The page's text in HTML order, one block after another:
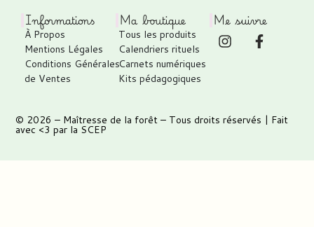
Informations
À Propos
Mentions Légales
Conditions Générales
de Ventes
Ma boutique
Tous les produits
Calendriers rituels
Carnets numériques
Kits pédagogiques
Me suivre
© 2026 – Maîtresse de la forêt – Tous droits réservés | Fait
avec <3 par la SCEP